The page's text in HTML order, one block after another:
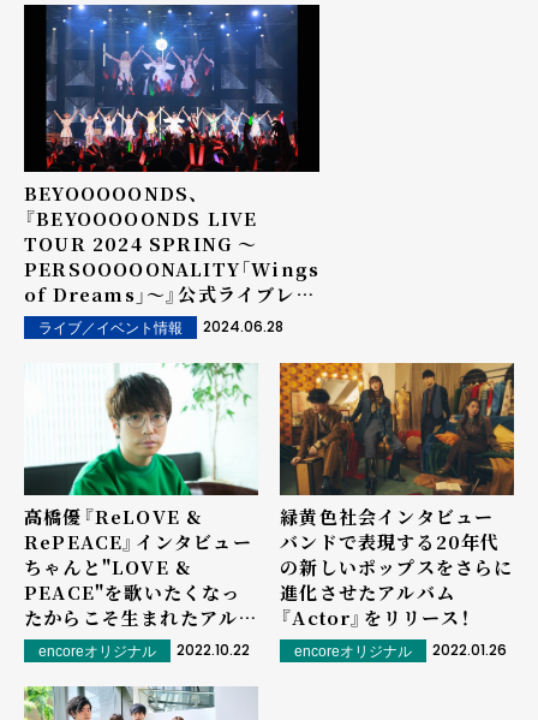
BEYOOOOONDS、
『BEYOOOOONDS LIVE
TOUR 2024 SPRING 〜
PERSOOOOONALITY「Wings
of Dreams」〜』公式ライブレポ
ート
ライブ／イベント情報 2024.06.28
高橋優『ReLOVE &
RePEACE』インタビュー――
ちゃんと"LOVE &
PEACE"を歌いたくなっ
たからこそ生まれたアルバ
ムencoreオリジナル 2022.10.22
緑黄色社会インタビュー――
バンドで表現する20年代
の新しいポップスをさらに
進化させたアルバム
『Actor』をリリース！
encoreオリジナル 2022.01.26